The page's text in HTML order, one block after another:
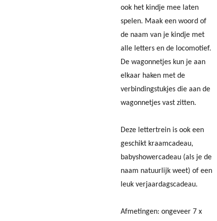
ook het kindje mee laten
spelen. Maak een woord of
de naam van je kindje met
alle letters en de locomotief.
De wagonnetjes kun je aan
elkaar haken met de
verbindingstukjes die aan de
wagonnetjes vast zitten.
Deze lettertrein is ook een
geschikt kraamcadeau,
babyshowercadeau (als je de
naam natuurlijk weet) of een
leuk verjaardagscadeau.
Afmetingen: ongeveer 7 x